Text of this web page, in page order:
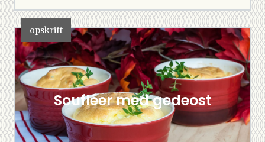
opskrift
Soufléer med gedeost